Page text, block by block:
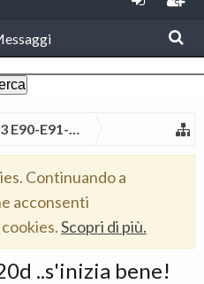
E90-E91-E92-E93
Continuando a
acconsenti
Scopri di più.
..s'inizia bene!